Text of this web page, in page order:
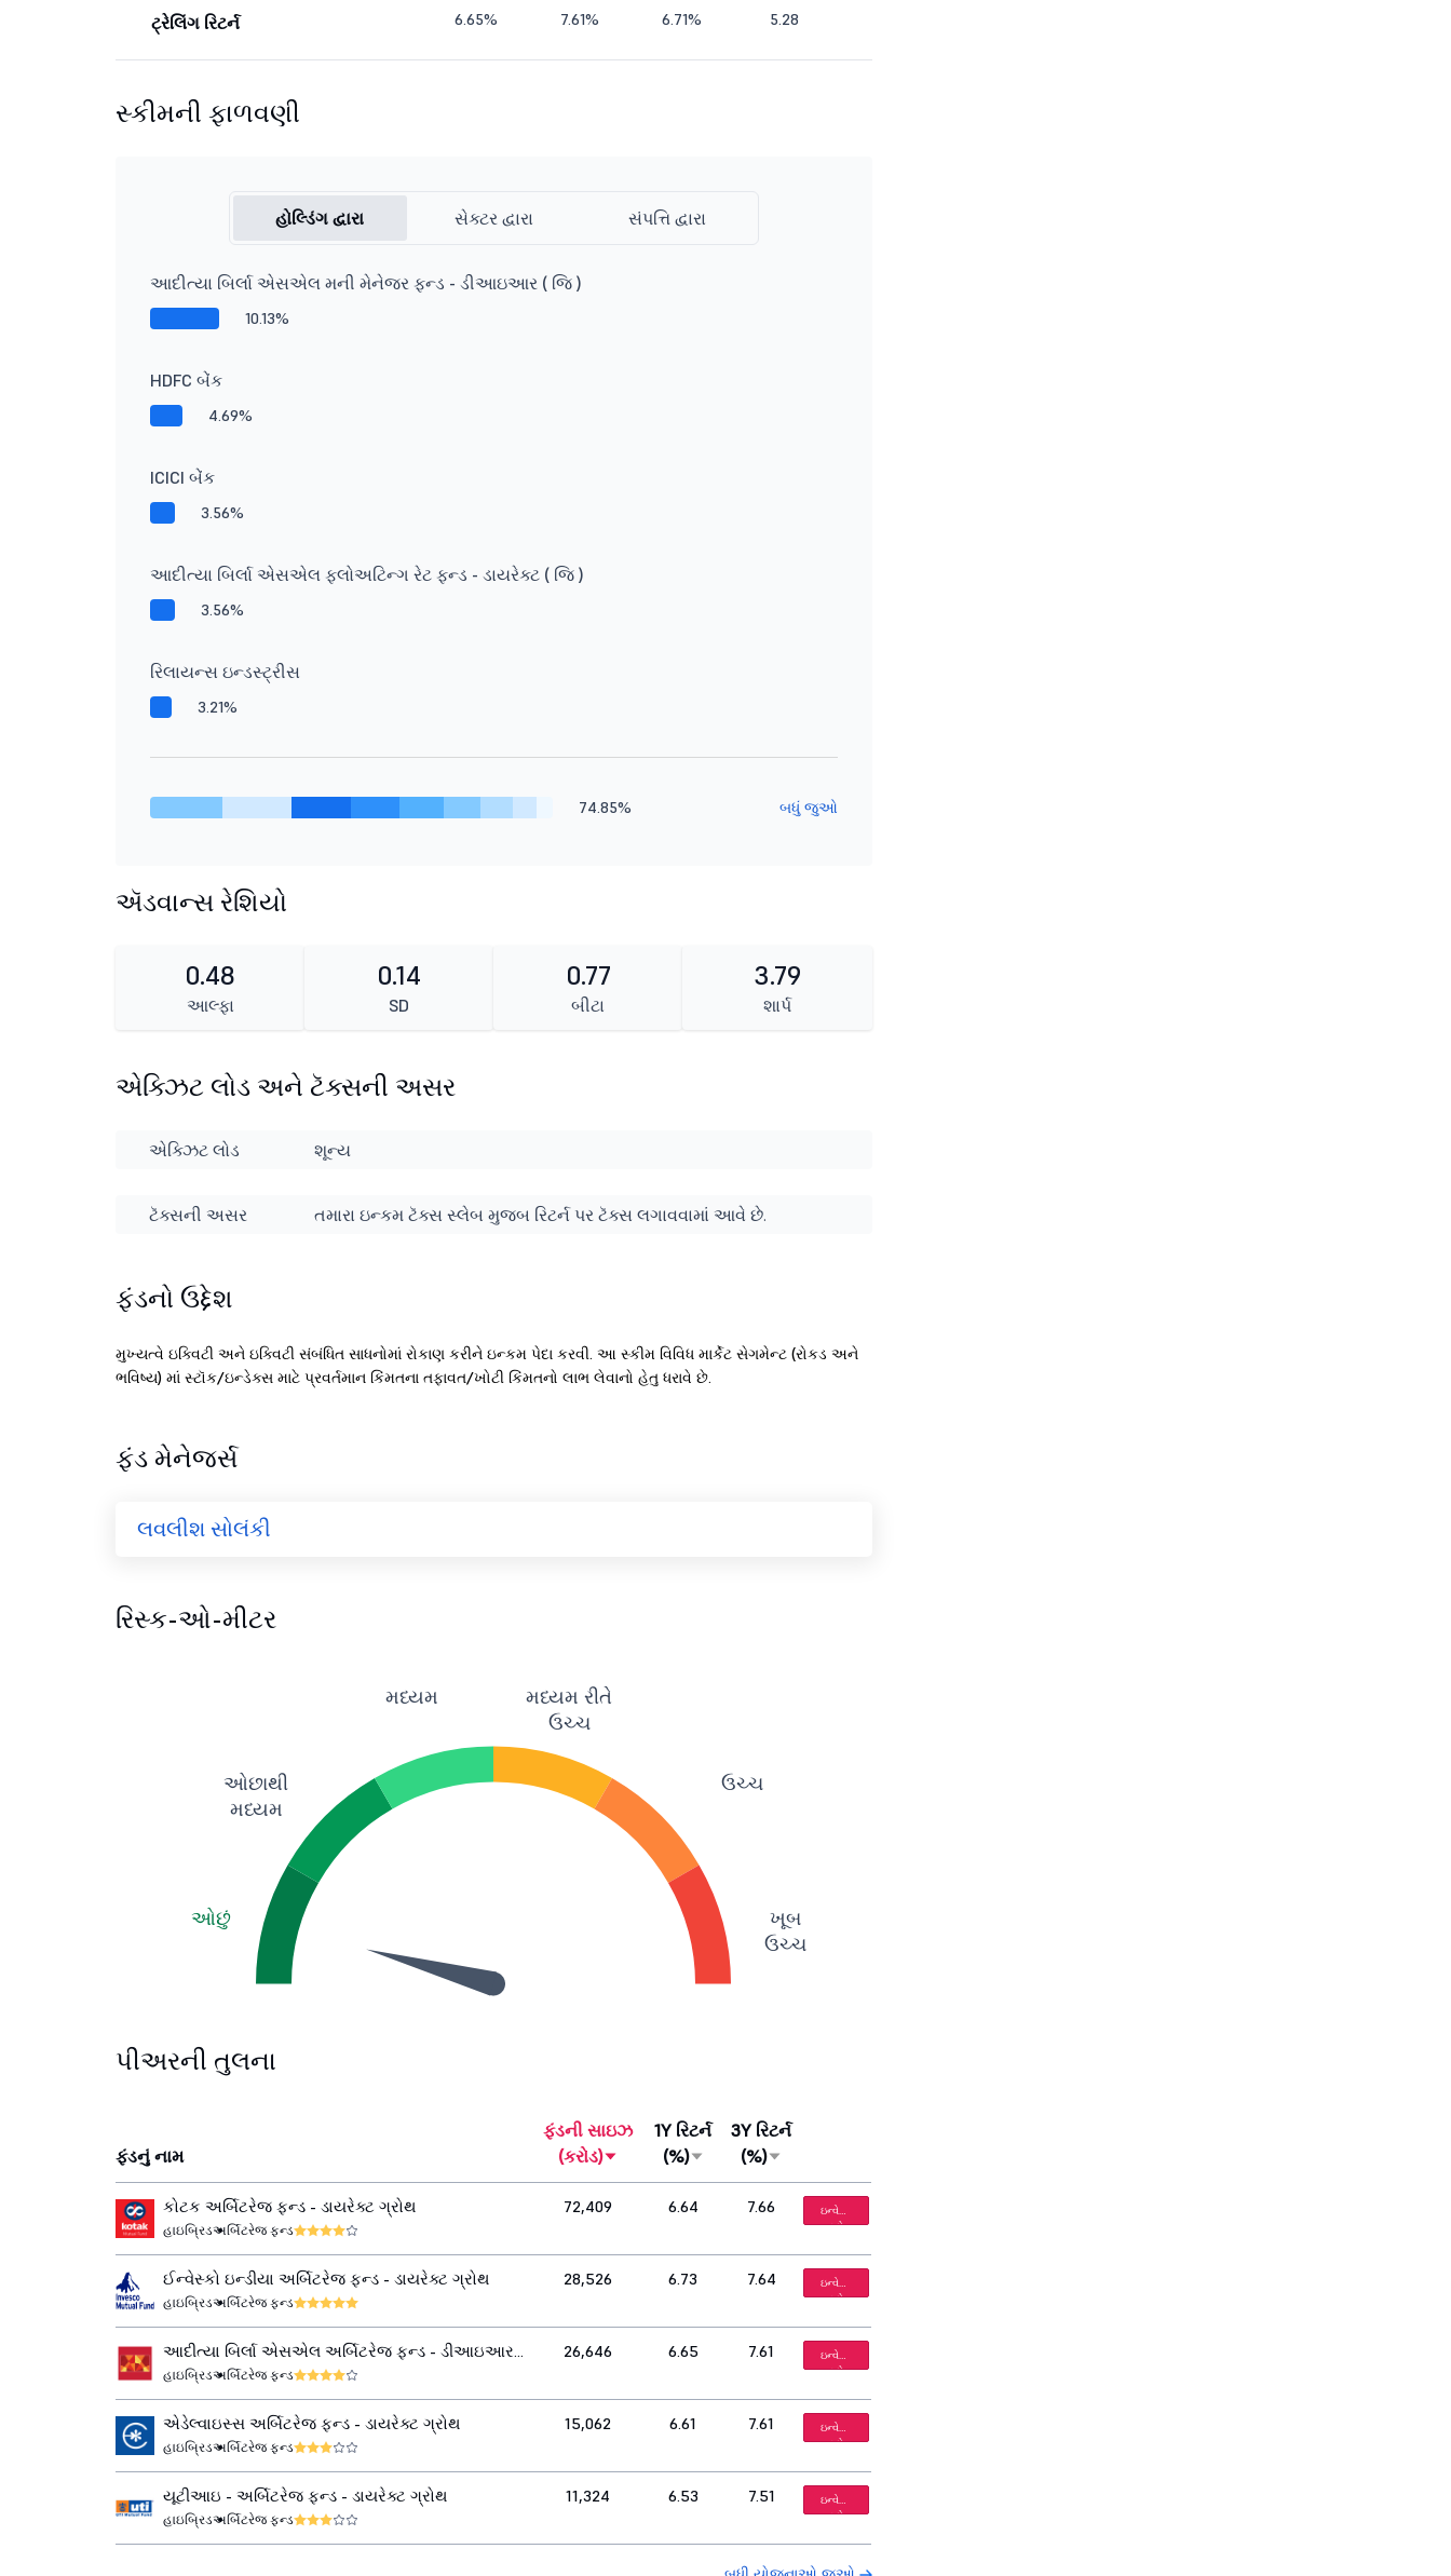
ટ્રેલિંગ રિટર્ન 6.65% 7.61% 6.71% 5.28
સ્કીમની ફાળવણી
હોલ્ડિંગ દ્વારા સેક્ટર દ્વારા સંપત્તિ દ્વારા
આદીત્યા બિર્લા એસએલ મની મેનેજર ફન્ડ - ડીઆઇઆર ( જિ )
10.13%
HDFC બેંક
4.69%
ICICI બેંક
3.56%
આદીત્યા બિર્લા એસએલ ફ્લોઅટિન્ગ રેટ ફન્ડ - ડાયરેક્ટ ( જિ )
3.56%
રિલાયન્સ ઇન્ડસ્ટ્રીસ
3.21%
74.85% બધું જુઓ
ઍડવાન્સ રેશિયો
0.48
આલ્ફા
0.14
SD
0.77
બીટા
3.79
શાર્પ
એક્ઝિટ લોડ અને ટૅક્સની અસર
એક્ઝિટ લોડ શૂન્ય
ટૅક્સની અસર તમારા ઇન્કમ ટૅક્સ સ્લેબ મુજબ રિટર્ન પર ટૅક્સ લગાવવામાં આવે છે.
ફંડનો ઉદ્દેશ
મુખ્યત્વે ઇક્વિટી અને ઇક્વિટી સંબંધિત સાધનોમાં રોકાણ કરીને ઇન્કમ પેદા કરવી. આ સ્કીમ વિવિધ માર્કેટ સેગમેન્ટ (રોકડ અને
ભવિષ્ય) માં સ્ટૉક/ઇન્ડેક્સ માટે પ્રવર્તમાન કિંમતના તફાવત/ખોટી કિંમતનો લાભ લેવાનો હેતુ ધરાવે છે.
ફંડ મેનેજર્સ
લવલીશ સોલંકી
રિસ્ક-ઓ-મીટર
ઓછું
ઓછાથી
મધ્યમ
મધ્યમ
મધ્યમ રીતે
ઉચ્ચ
ઉચ્ચ
ખૂબ
ઉચ્ચ
પીઅરની તુલના
ફંડનું નામ
ફંડની સાઇઝ
(કરોડ)
1Y રિટર્ન
(%)
3Y રિટર્ન
(%)
કોટક અર્બિટરેજ ફન્ડ - ડાયરેક્ટ ગ્રોથ
હાઇબ્રિડઅર્બિટરેજ ફન્ડ
72,409 6.64 7.66
ઇન્વેસ્ટ
કરો
ઈન્વેસ્કો ઇન્ડીયા અર્બિટરેજ ફન્ડ - ડાયરેક્ટ ગ્રોથ
હાઇબ્રિડઅર્બિટરેજ ફન્ડ
28,526 6.73 7.64
ઇન્વેસ્ટ
કરો
આદીત્યા બિર્લા એસએલ અર્બિટરેજ ફન્ડ - ડીઆઇઆર
ગ્રોથ
હાઇબ્રિડઅર્બિટરેજ ફન્ડ
26,646 6.65 7.61
ઇન્વેસ્ટ
કરો
એડેલ્વાઇસ્સ અર્બિટરેજ ફન્ડ - ડાયરેક્ટ ગ્રોથ
હાઇબ્રિડઅર્બિટરેજ ફન્ડ
15,062 6.61 7.61
ઇન્વેસ્ટ
કરો
યૂટીઆઇ - અર્બિટરેજ ફન્ડ - ડાયરેક્ટ ગ્રોથ
હાઇબ્રિડઅર્બિટરેજ ફન્ડ
11,324 6.53 7.51
ઇન્વેસ્ટ
કરો